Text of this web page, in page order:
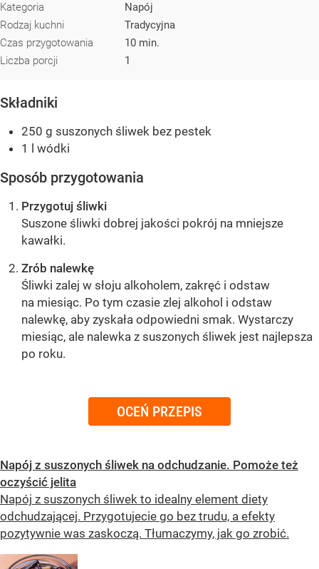
Kategoria
Napój
Rodzaj kuchni
Tradycyjna
Czas przygotowania
10 min.
Liczba porcji
1
Składniki
250 g suszonych śliwek bez pestek
1 l wódki
Sposób przygotowania
Przygotuj śliwki
Suszone śliwki dobrej jakości pokrój na mniejsze
kawałki.
Zrób nalewkę
Śliwki zalej w słoju alkoholem, zakręć i odstaw
na miesiąc. Po tym czasie zlej alkohol i odstaw
nalewkę, aby zyskała odpowiedni smak. Wystarczy
miesiąc, ale nalewka z suszonych śliwek jest najlepsza
po roku.
OCEŃ PRZEPIS
Napój z suszonych śliwek na odchudzanie. Pomoże też
oczyścić jelita
Napój z suszonych śliwek to idealny element diety
odchudzającej. Przygotujecie go bez trudu, a efekty
pozytywnie was zaskoczą. Tłumaczymy, jak go zrobić.